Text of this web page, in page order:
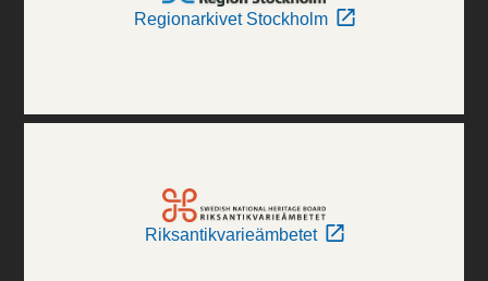
Regionarkivet Stockholm
Riksantikvarieämbetet